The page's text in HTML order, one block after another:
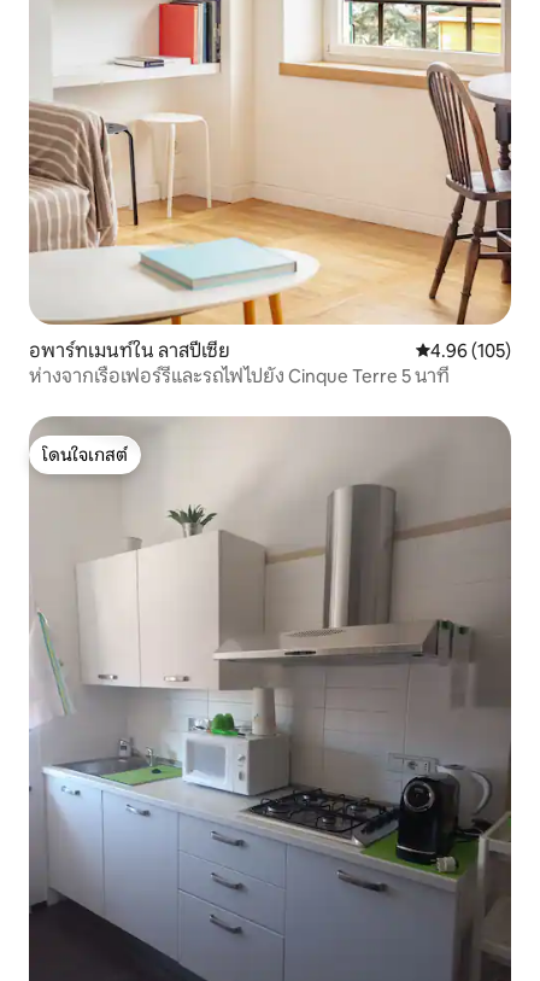
อพาร์ทเมนท์ใน ลาสปีเซีย คะแนนเฉลี่ย
4.96 (105)
ห่างจากเรือเฟอร์รี่และรถไฟไปยัง Cinque Terre 5 นาที
โดนใจเกสต์
โดนใจเกสต์